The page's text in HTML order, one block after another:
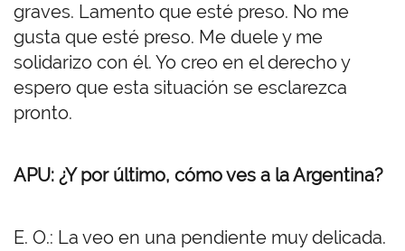
graves. Lamento que esté preso. No me
gusta que esté preso. Me duele y me
solidarizo con él. Yo creo en el derecho y
espero que esta situación se esclarezca
pronto.
APU: ¿Y por último, cómo ves a la Argentina?
E. O.: La veo en una pendiente muy delicada.